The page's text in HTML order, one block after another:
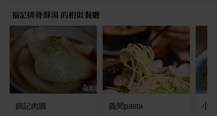
福記排骨酥湯 的相似餐廳
錦記肉圓 義間pasta 小